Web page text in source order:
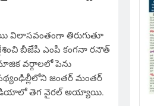
విలాసవంతంగా తిరుగుతూ
బీజేపీ ఎంపీ కంగనా రనౌత్
వర్గాలలో పెను
జంతర్ మంతర్
మీడియాలో తెగ వైరల్ అయ్యాయి.